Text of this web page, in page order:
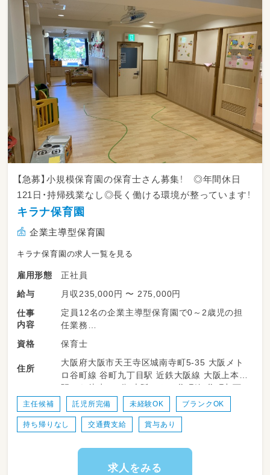
【急募】小規模保育園の保育士さん募集！ ◎年間休日
121日・持帰残業なし◎長く働ける環境が整っています！
キラナ保育園
企業主導型保育園
キラナ保育園の求人一覧を見る
雇用形態
正社員
給与
月収235,000円 〜 275,000円
仕事
内容
定員12名の企業主導型保育園で0～2歳児の担
任業務
・日々の保育計画作成と保育
・保護者さまの対応
・記録等に係る事務作業（全てPCで行います）
＜ 保育の内容 ＞例
・7:30~9:00 自由遊び
・9:00~2歳児まではおやつ後、設定保育（戸外活
・12:00~給食、その後お昼寝
・14:30~起床、その後おやつ（幼児クラスは原則
資格 保育士
住所
大阪府大阪市天王寺区城南寺町5-35 大阪メト
ロ谷町線 谷町九丁目駅 近鉄大阪線 大阪上本町
駅から徒歩で5分 大阪メトロ谷町線 谷町九丁
目駅から徒歩で10分 近鉄大阪線 大阪上本町駅
近鉄大阪線 大阪上本町駅から徒歩で5分 大阪
メトロ谷町線 谷町九丁目駅から徒歩で10分
主任候補 託児所完備 未経験OK ブランクOK
持ち帰りなし 交通費支給 賞与あり
求人をみる